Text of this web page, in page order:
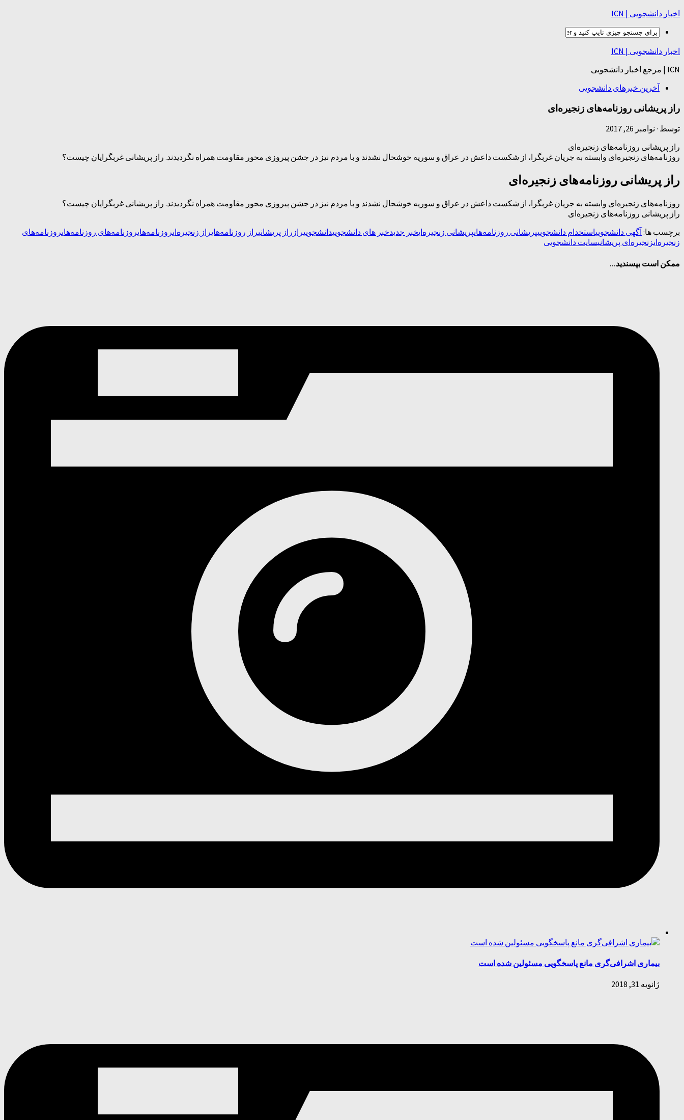
اخبار دانشجویی | ICN
اخبار دانشجویی | ICN
ICN | مرجع اخبار دانشجویی
آخرین خبرهای دانشجویی
راز پریشانی روزنامه‌های زنجیره‌ای
توسط · نوامبر 26, 2017
راز پریشانی روزنامه‌های زنجیره‌ای
روزنامه‌های زنجیره‌ای وابسته به جریان غربگرا، از شکست داعش در عراق و سوریه خوشحال نشدند و با مردم نیز در جشن پیروزی محور مقاومت همراه نگردیدند. راز پریشانی غربگرایان چیست؟
راز پریشانی روزنامه‌های زنجیره‌ای
روزنامه‌های زنجیره‌ای وابسته به جریان غربگرا، از شکست داعش در عراق و سوریه خوشحال نشدند و با مردم نیز در جشن پیروزی محور مقاومت همراه نگردیدند. راز پریشانی غربگرایان چیست؟
راز پریشانی روزنامه‌های زنجیره‌ای
برچسب ها: آگهی دانشجوییاستخدام دانشجوییپریشانی روزنامه‌هایپریشانی زنجیره‌ایخبر جدیدخبر های دانشجوییدانشجوییراز راز پریشانیراز روزنامه‌هایراز زنجیره‌ایروزنامه‌‌هایروزنامه‌های روزنامه‌هایروزنامه‌های
زنجیره‌ایزنجیره‌ای پریشانیسایت دانشجویی
ممکن است بپسندید...
بیماری اشرافی‌گری مانع پاسخگویی مسئولین شده است
ژانویه 31, 2018